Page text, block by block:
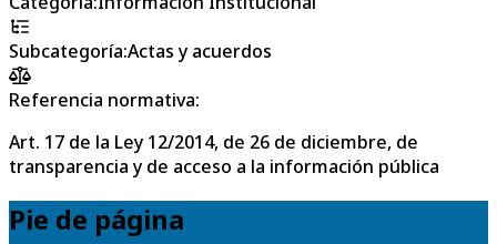
Subcategoría:Actas y acuerdos
Referencia normativa:
Art. 17 de la Ley 12/2014, de 26 de diciembre, de
transparencia y de acceso a la información pública
Pie de página